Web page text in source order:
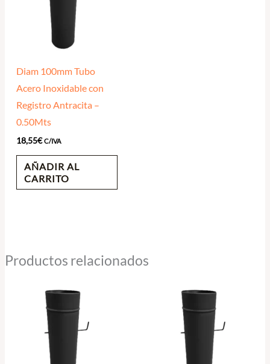
Diam 100mm Tubo
Acero Inoxidable con
Registro Antracita –
0.50Mts
18,55€ C/IVA
AÑADIR AL
CARRITO
Productos relacionados